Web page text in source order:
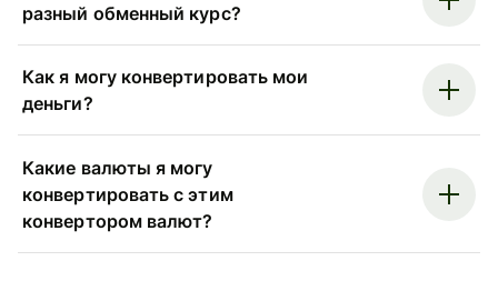
разный обменный курс?
Как я могу конвертировать мои
деньги?
Какие валюты я могу
конвертировать с этим
конвертором валют?